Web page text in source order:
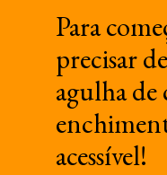
Para
precisar
agulha de
acessível!